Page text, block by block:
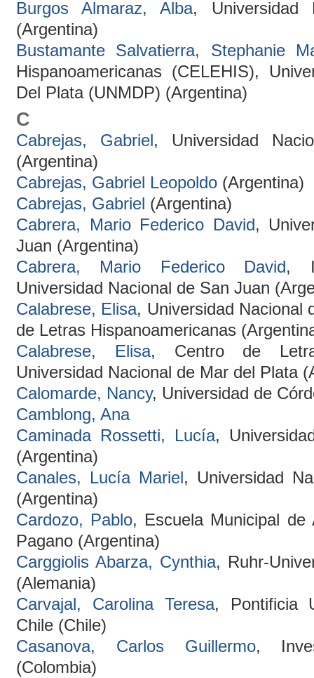
Burgos Almaraz, Alba, Universidad
(Argentina)
Bustamante Salvatierra, Stephanie
Hispanoamericanas (CELEHIS),
Del Plata (UNMDP) (Argentina)
C
Cabrejas, Gabriel, Universidad
(Argentina)
Cabrejas, Gabriel Leopoldo(Argentina)
Cabrejas, Gabriel (Argentina)
Cabrera, Mario Federico David,
Juan (Argentina)
Cabrera, Mario Federico David,
Universidad Nacional de San Juan
Calabrese, Elisa, Universidad Nacional
de Letras Hispanoamericanas
Calabrese, Elisa, Centro de
Universidad Nacional de Mar del Plata
Calomarde, Nancy, Universidad de
Camblong, Ana
Caminada Rossetti, Lucía,
(Argentina)
Canales, Lucía Mariel, Universidad
(Argentina)
Cardozo, Pablo, Escuela Municipal de
Pagano (Argentina)
Carggiolis Abarza, Cynthia, Ruhr-
(Alemania)
Carvajal, Carolina Teresa, Pontificia
Chile (Chile)
Casanova, Carlos Guillermo,
(Colombia)